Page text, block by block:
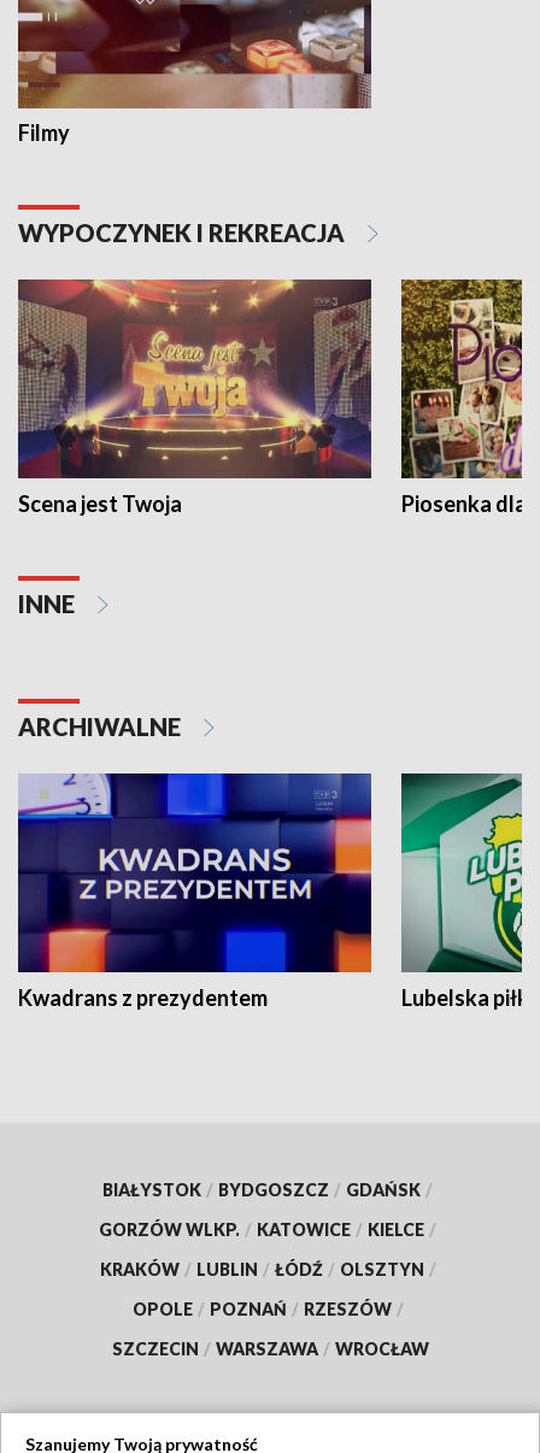
Filmy
WYPOCZYNEK I REKREACJA
Scena jest Twoja Piosenka dla
INNE
ARCHIWALNE
Kwadrans z prezydentem Lubelska piłka
BIAŁYSTOK / BYDGOSZCZ / GDAŃSK /
GORZÓW WLKP. / KATOWICE / KIELCE /
KRAKÓW / LUBLIN / ŁÓDŹ / OLSZTYN /
OPOLE / POZNAŃ / RZESZÓW /
SZCZECIN / WARSZAWA / WROCŁAW
Szanujemy Twoją prywatność